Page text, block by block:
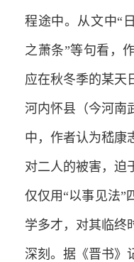
程途中。从文中“
之萧条”等句看，
应在秋冬季的某天
河内怀县（今河南
中，作者认为嵇康
对二人的被害，迫
仅仅用“以事见法”
学多才，对其临终
深刻。据《晋书》